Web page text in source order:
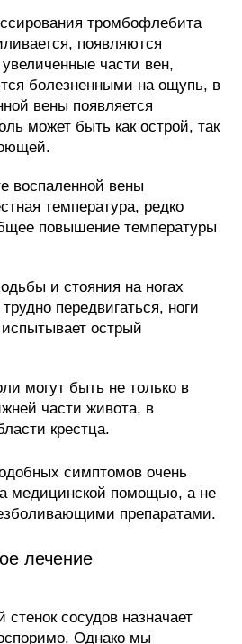
тромбофлебита
появляются
части вен,
болезненными на ощупь, в
вены появляется
может быть как острой, так
воспаленной вены
температура, редко
повышение температуры
и стояния на ногах
передвигаться, ноги
острый
могут быть не только в
части живота, в
крестца.
симптомов очень
медицинской помощью, а не
препаратами.
лечение
сосудов назначает
Однако мы